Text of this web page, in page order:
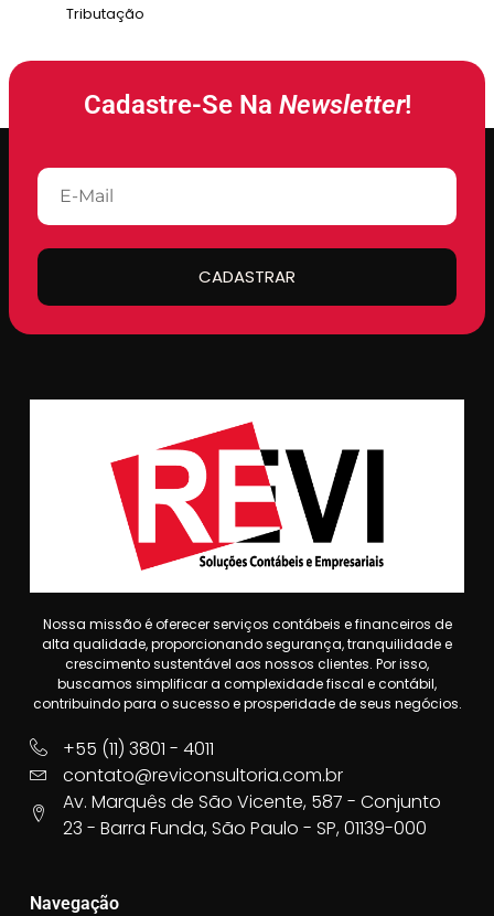
Tributação
Cadastre-Se Na Newsletter!
CADASTRAR
Nossa missão é oferecer serviços contábeis e financeiros de
alta qualidade, proporcionando segurança, tranquilidade e
crescimento sustentável aos nossos clientes. Por isso,
buscamos simplificar a complexidade fiscal e contábil,
contribuindo para o sucesso e prosperidade de seus negócios.
+55 (11) 3801 - 4011
contato@reviconsultoria.com.br
Av. Marquês de São Vicente, 587 - Conjunto
23 - Barra Funda, São Paulo - SP, 01139-000
Navegação